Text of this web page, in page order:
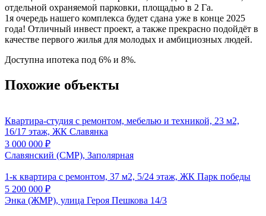
отдельной охраняемой парковки, площадью в 2 Га.
1я очередь нашего комплекса будет сдана уже в конце 2025
года! Отличный инвест проект, а также прекрасно подойдёт в
качестве первого жилья для молодых и амбициозных людей.
Доступна ипотека под 6% и 8%.
Похожие объекты
Квартира-студия с ремонтом, мебелью и техникой, 23 м2,
16/17 этаж, ЖК Славянка
3 000 000 ₽
Славянский (СМР), Заполярная
1-к квартира с ремонтом, 37 м2, 5/24 этаж, ЖК Парк победы
5 200 000 ₽
Энка (ЖМР), улица Героя Пешкова 14/3